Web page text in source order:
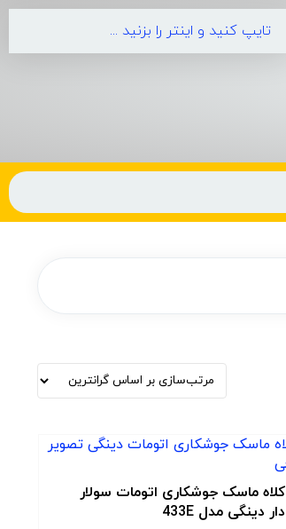
کلاه ماسک جوشکاری اتومات سولار
دار دینگی مدل 433E